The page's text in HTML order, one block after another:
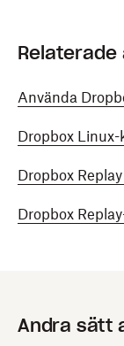
Använda
Dropbox
Dropbox
Dropbox
Andra sätt